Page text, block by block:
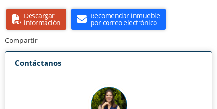
Descargar
información
Recomendar inmueble
por correo electrónico
Compartir
Contáctanos